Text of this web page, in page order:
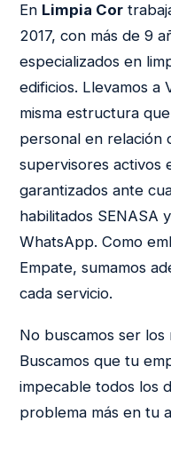
En Limpia Cor
2017, con más de 9
especializados en
edificios. Llevamos a
misma estructura
personal en relación
supervisores activos
garantizados ante
habilitados SENASA
WhatsApp. Como
Empate, sumamos
cada servicio.
No buscamos ser los
Buscamos que tu
impecable todos los
problema más en tu